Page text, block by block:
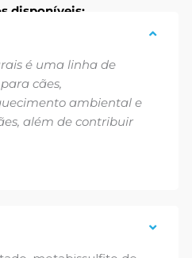
disponíveis:
é uma linha de
cães,
ambiental e
além de contribuir